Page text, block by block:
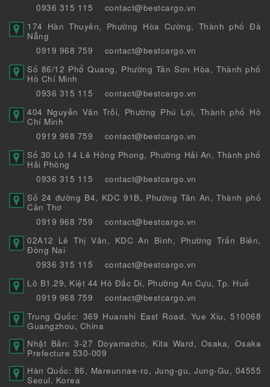
0936 315 115
contact@bestcargo.vn
174 Hàn Thuyên, Phường Hòa Cường, Thành phố Đà
Nẵng
0919 968 759
contact@bestcargo.vn
Số 86/12 Phổ Quang, Phường Tân Sơn Hòa, Thành phố
Hồ Chí Minh
0936 315 115
contact@bestcargo.vn
404 Nguyễn Văn Trỗi, Phường Phú Lợi, Thành phố Hồ
Chí Minh
0919 968 759
contact@bestcargo.vn
Số 30 Lô 14 Lê Hồng Phong, Phường Hải An, Thành phố
Hải Phòng
0936 315 115
contact@bestcargo.vn
Số 24 đường B4, KDC 91B, Phường Tân An, Thành phố
Cần Thơ
0919 968 759
contact@bestcargo.vn
02A12 Lê Thị Vân, KDC An Bình, Phường Trấn Biên,
Đồng Nai
0936 315 115
contact@bestcargo.vn
Lô B1.29, Kiệt 44 Hồ Đắc Di, Phường An Cựu, Tp. Huế
0919 968 759
contact@bestcargo.vn
Trung Quốc: 369 Huanshi East Road, Yue Xiu, 510068
Guangzhou, China
Nhật Bản: 3-27 Doyamacho, Kita Ward, Osaka, Osaka
Prefecture 530-009
Hàn Quốc: 86, Mareunnae-ro, Jung-gu, Jung-Gu, 04555
Seoul, Korea